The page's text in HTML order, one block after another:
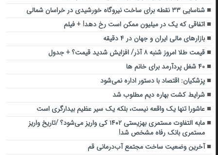
شناسایی ۳۳ نقطه برای ساخت نیروگاه خورشیدی در خراسان شمالی
اتفاقی که یک در میلیون‌ ممکن است رخ دهد! + فیلم
بازارهای مالی ایران و جهان در ۴ دقیقه
قیمت طلا امروز شنبه ۸ آذر/ افزایش شدید قیمت؟ + جدول
۴۰ شغل پردآرمد برای خانم ها
پزشکیان: اقتصاد با دستور اداره نمی‌شود
شرایط کشت بهاره دیم مطلوب شد
عاشورا تنها یک واقعه نیست، بلکه یک سیر عظیم بیدارگری است
مابه التفاوت مستمری بهزیستی ۱۴۰۲ کی واریز می‌شود؟ /تاریخ واریز
مستمری بانک رفاه مشخص شد!
آخرین وضعیت ساخت مجتمع آب‌درمانی قم